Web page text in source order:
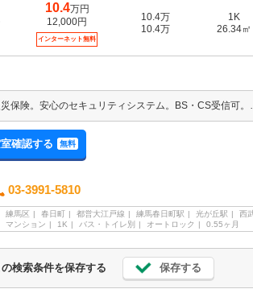
10.4万円
12,000円
インターネット無料
10.4万
10.4万
1K
26.34㎡
仲介手数料家賃の55%。要火災保険
確認する 無料
03-3991-5810
練馬区 春日町 都営大江戸線 練馬春日町駅 光が丘駅 西
マンション
1K バス・トイレ別 オートロック 0.55ヶ月
の検索条件を保存する 保存する